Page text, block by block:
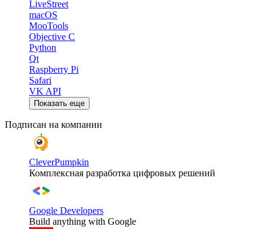
LiveStreet
macOS
MooTools
Objective C
Python
Qt
Raspberry Pi
Safari
VK API
Показать еще
Подписан на компании
CleverPumpkin
Комплексная разработка цифровых решений
Google Developers
Build anything with Google